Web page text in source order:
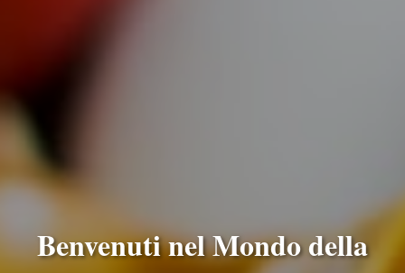
Benvenuti nel Mondo della